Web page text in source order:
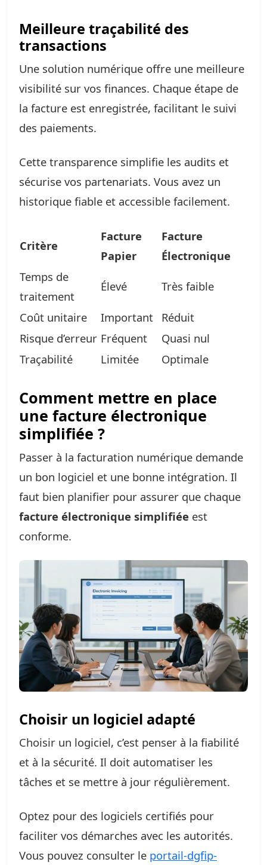
Meilleure traçabilité des
transactions
Une solution numérique offre une meilleure
visibilité sur vos finances. Chaque étape de
la facture est enregistrée, facilitant le suivi
des paiements.
Cette transparence simplifie les audits et
sécurise vos partenariats. Vous avez un
historique fiable et accessible facilement.
Critère
Facture
Papier
Facture
Électronique
Temps de
traitement
Élevé Très faible
Coût unitaire Important Réduit
Risque d’erreur Fréquent
Quasi nul
Traçabilité
Limitée Optimale
Comment mettre en place
une facture électronique
simplifiée ?
Passer à la facturation numérique demande
un bon logiciel et une bonne intégration. Il
faut bien planifier pour assurer que chaque
facture électronique simplifiée est
conforme.
Choisir un logiciel adapté
Choisir un logiciel, c’est penser à la fiabilité
et à la sécurité. Il doit automatiser les
tâches et se mettre à jour régulièrement.
Optez pour des logiciels certifiés pour
faciliter vos démarches avec les autorités.
Vous pouvez consulter le portail-dgfip-